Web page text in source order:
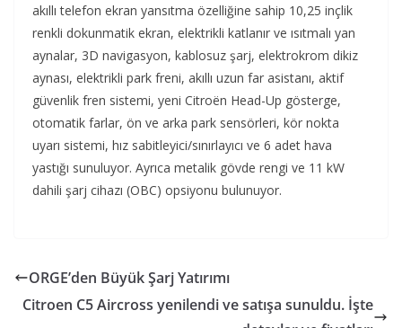
akıllı telefon ekran yansıtma özelliğine sahip 10,25 inçlik
renkli dokunmatik ekran, elektrikli katlanır ve ısıtmalı yan
aynalar, 3D navigasyon, kablosuz şarj, elektrokrom dikiz
aynası, elektrikli park freni, akıllı uzun far asistanı, aktif
güvenlik fren sistemi, yeni Citroën Head-Up gösterge,
otomatik farlar, ön ve arka park sensörleri, kör nokta
uyarı sistemi, hız sabitleyici/sınırlayıcı ve 6 adet hava
yastığı sunuluyor. Ayrıca metalik gövde rengi ve 11 kW
dahili şarj cihazı (OBC) opsiyonu bulunuyor.
ORGE’den Büyük Şarj Yatırımı
Citroen C5 Aircross yenilendi ve satışa sunuldu. İşte